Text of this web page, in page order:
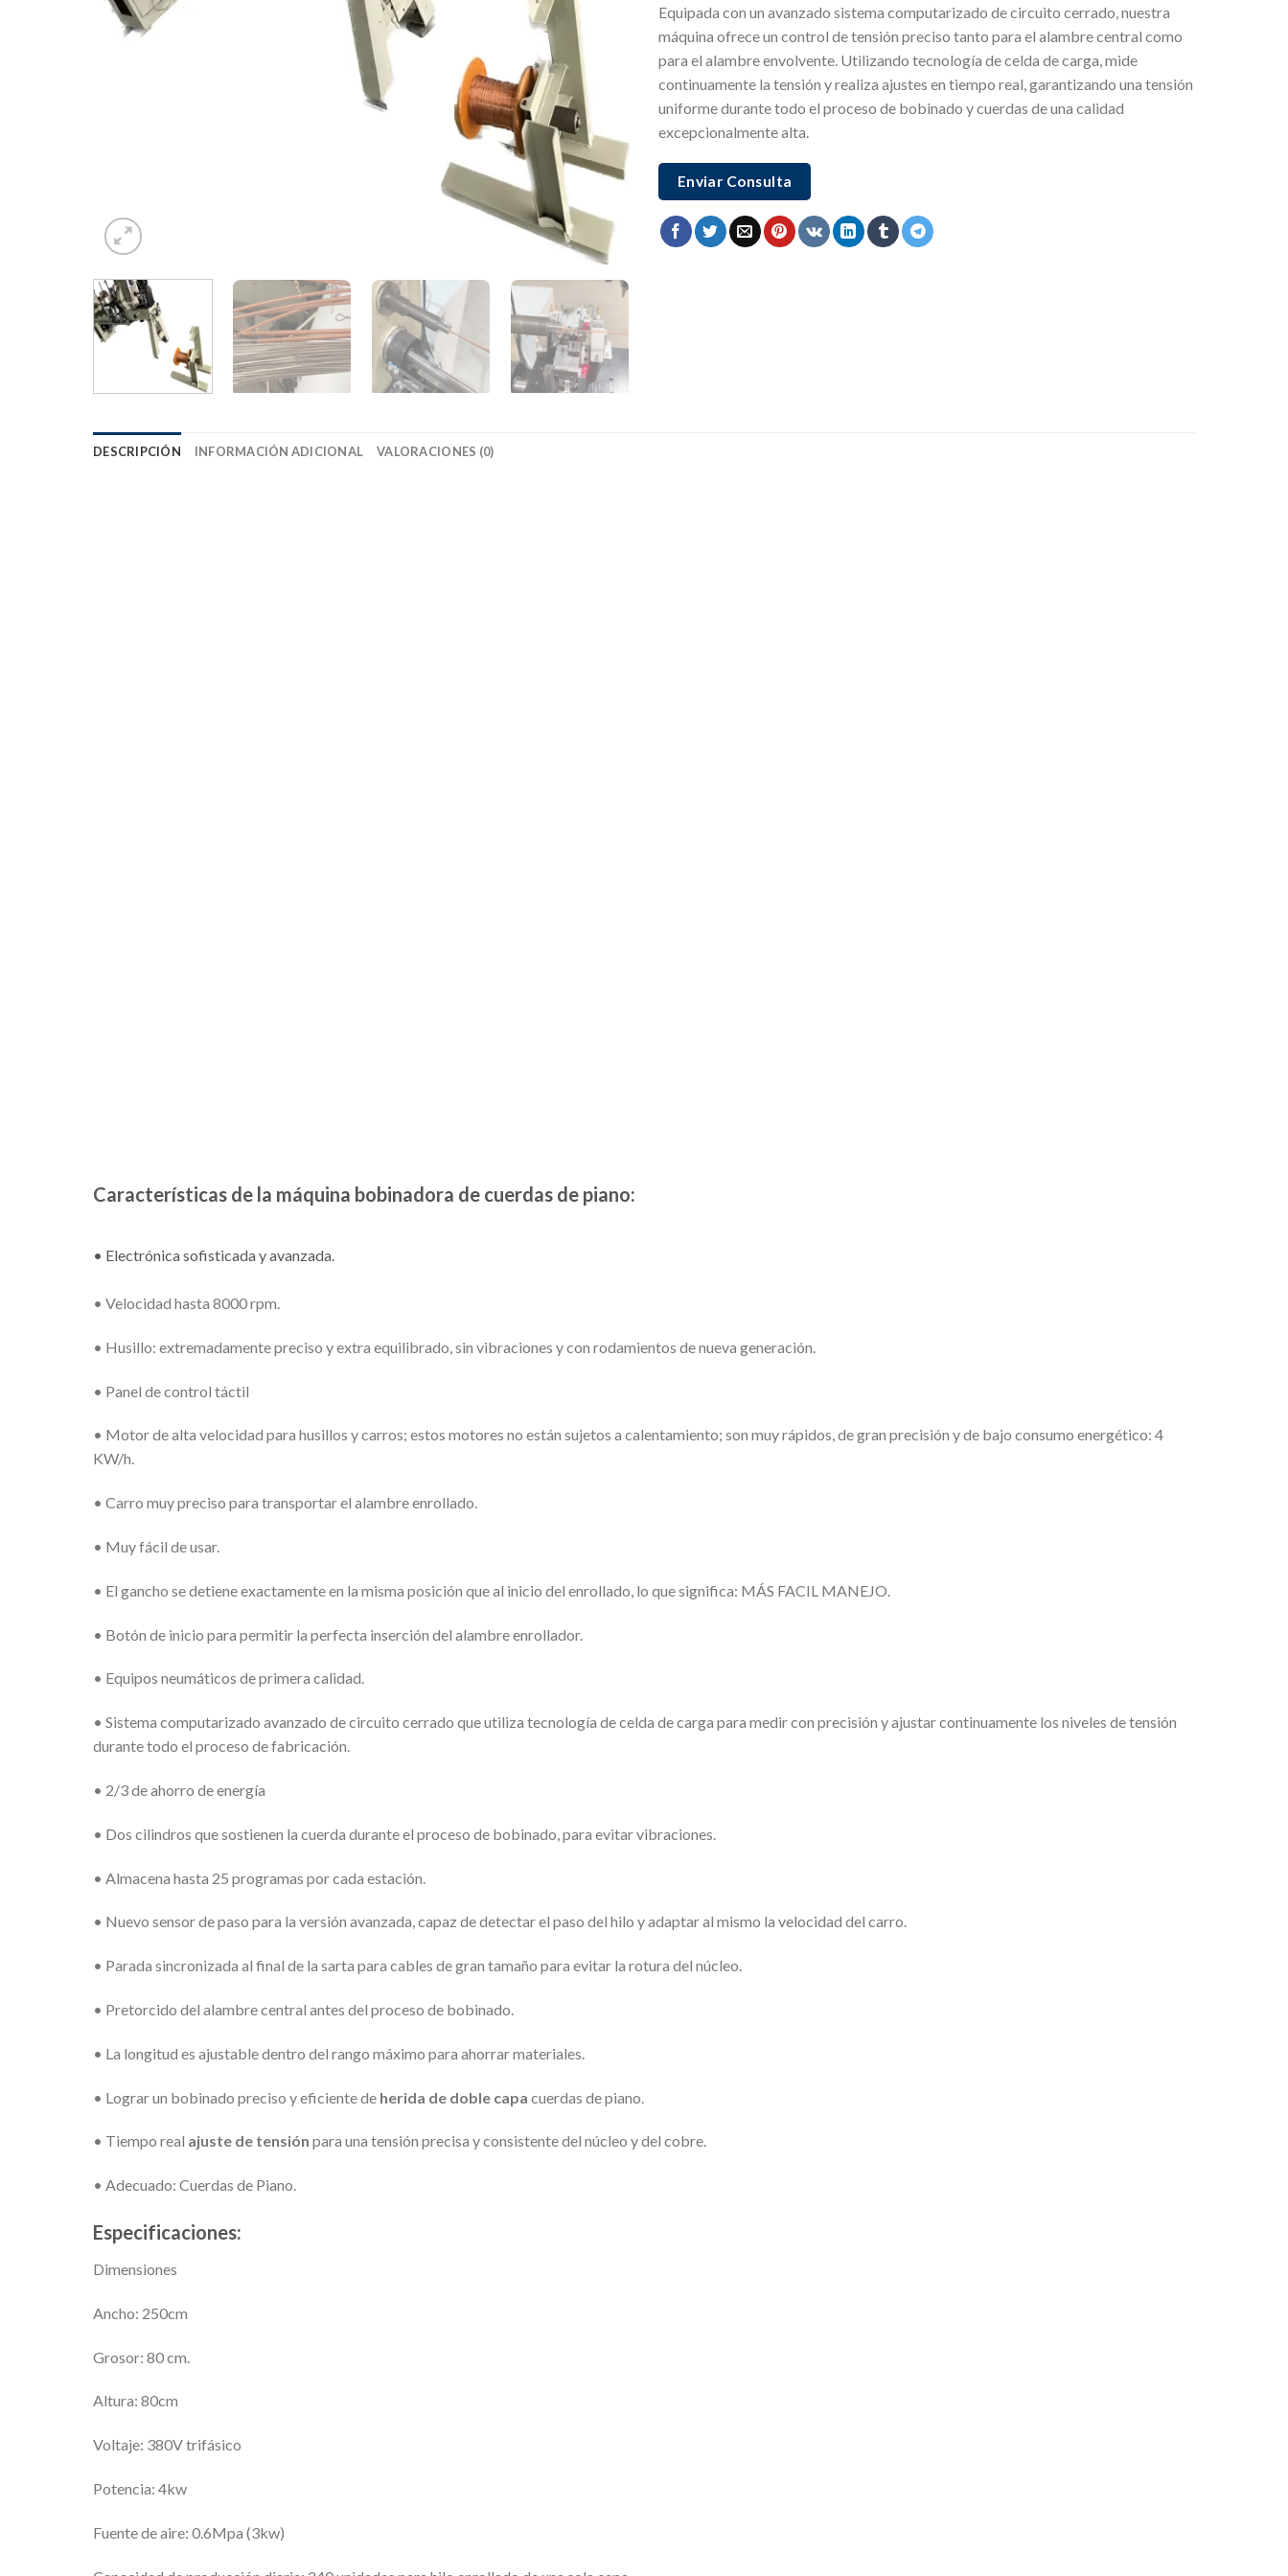
Equipada con un avanzado sistema computarizado de circuito cerrado, nuestra
máquina ofrece un control de tensión preciso tanto para el alambre central como
para el alambre envolvente. Utilizando tecnología de celda de carga, mide
continuamente la tensión y realiza ajustes en tiempo real, garantizando una tensión
uniforme durante todo el proceso de bobinado y cuerdas de una calidad
excepcionalmente alta.
Enviar Consulta
DESCRIPCIÓN INFORMACIÓN ADICIONAL VALORACIONES (0)
Características de la máquina bobinadora de cuerdas de piano:
• Electrónica sofisticada y avanzada.
• Velocidad hasta 8000 rpm.
• Husillo: extremadamente preciso y extra equilibrado, sin vibraciones y con rodamientos de nueva generación.
• Panel de control táctil
• Motor de alta velocidad para husillos y carros; estos motores no están sujetos a calentamiento; son muy rápidos, de gran precisión y de bajo consumo energético: 4
KW/h.
• Carro muy preciso para transportar el alambre enrollado.
• Muy fácil de usar.
• El gancho se detiene exactamente en la misma posición que al inicio del enrollado, lo que significa: MÁS FACIL MANEJO.
• Botón de inicio para permitir la perfecta inserción del alambre enrollador.
• Equipos neumáticos de primera calidad.
• Sistema computarizado avanzado de circuito cerrado que utiliza tecnología de celda de carga para medir con precisión y ajustar continuamente los niveles de tensión
durante todo el proceso de fabricación.
• 2/3 de ahorro de energía
• Dos cilindros que sostienen la cuerda durante el proceso de bobinado, para evitar vibraciones.
• Almacena hasta 25 programas por cada estación.
• Nuevo sensor de paso para la versión avanzada, capaz de detectar el paso del hilo y adaptar al mismo la velocidad del carro.
• Parada sincronizada al final de la sarta para cables de gran tamaño para evitar la rotura del núcleo.
• Pretorcido del alambre central antes del proceso de bobinado.
• La longitud es ajustable dentro del rango máximo para ahorrar materiales.
• Lograr un bobinado preciso y eficiente de herida de doble capa cuerdas de piano.
• Tiempo real ajuste de tensión para una tensión precisa y consistente del núcleo y del cobre.
• Adecuado: Cuerdas de Piano.
Especificaciones:
Dimensiones
Ancho: 250cm
Grosor: 80 cm.
Altura: 80cm
Voltaje: 380V trifásico
Potencia: 4kw
Fuente de aire: 0.6Mpa (3kw)